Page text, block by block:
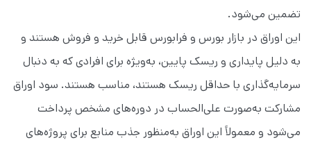
تضمین می‌شود.
این اوراق در بازار بورس و فرابورس قابل خرید و فروش هستند و
به دلیل پایداری و ریسک پایین، به‌ویژه برای افرادی که به دنبال
سرمایه‌گذاری با حداقل ریسک هستند، مناسب هستند. سود اوراق
مشارکت به‌صورت علی‌الحساب در دوره‌های مشخص پرداخت
می‌شود و معمولاً این اوراق به‌منظور جذب منابع برای پروژه‌های